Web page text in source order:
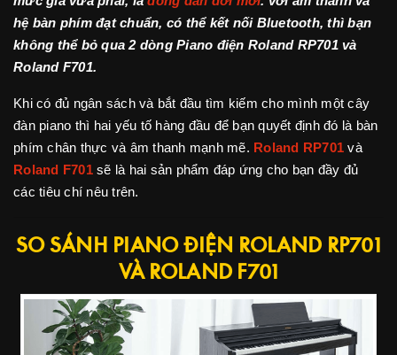
hệ bàn phím đạt chuẩn, có thể kết nối Bluetooth, thì bạn
không thể bỏ qua 2 dòng Piano điện Roland RP701 và
Roland F701.
Khi có đủ ngân sách và bắt đầu tìm kiếm cho mình một cây
đàn piano thì hai yếu tố hàng đầu để bạn quyết định đó là bàn
phím chân thực và âm thanh mạnh mẽ. Roland RP701 và
Roland F701sẽ là hai sản phẩm đáp ứng cho bạn đầy đủ
các tiêu chí nêu trên.
SO SÁNH PIANO ĐIỆN ROLAND RP701
VÀ ROLAND F701